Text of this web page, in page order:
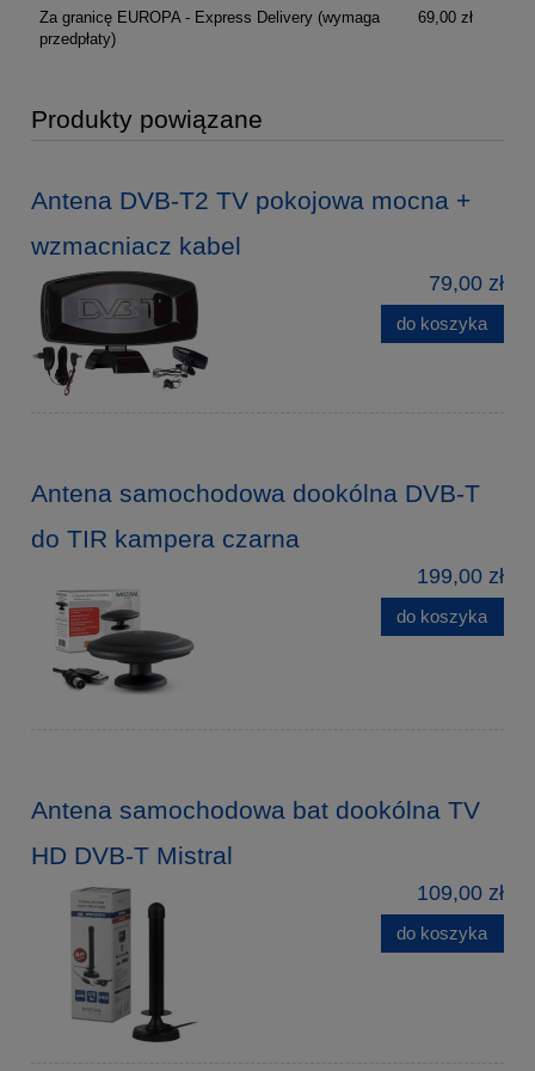
Za granicę EUROPA - Express Delivery(wymaga
przedpłaty)
69,00 zł
Produkty powiązane
Antena DVB-T2 TV pokojowa mocna +
wzmacniacz kabel
79,00 zł
do koszyka
Antena samochodowa dookólna DVB-T
do TIR kampera czarna
199,00 zł
do koszyka
Antena samochodowa bat dookólna TV
HD DVB-T Mistral
109,00 zł
do koszyka